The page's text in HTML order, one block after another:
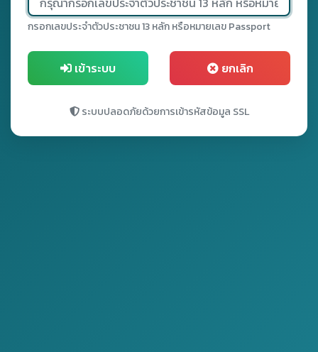
กรอกเลขประจำตัวประชาชน 13 หลัก หรือหมายเลข Passport
เข้าระบบ ยกเลิก
ระบบปลอดภัยด้วยการเข้ารหัสข้อมูล SSL